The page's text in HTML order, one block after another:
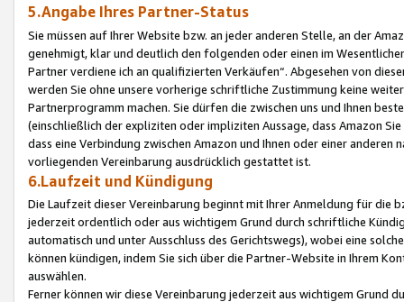
5.Angabe Ihres Partner-Status
Sie müssen auf Ihrer Website bzw. an jeder anderen Stelle, an der
genehmigt, klar und deutlich den folgenden oder einen im
Partner verdiene ich an qualifizierten Verkäufen“. Abgesehen von
werden Sie ohne unsere vorherige schriftliche Zustimmung keine
Partnerprogramm machen. Sie dürfen die zwischen uns und Ihnen
(einschließlich der expliziten oder impliziten Aussage, dass Amazon
dass eine Verbindung zwischen Amazon und Ihnen oder einer
vorliegenden Vereinbarung ausdrücklich gestattet ist.
6.Laufzeit und Kündigung
Die Laufzeit dieser Vereinbarung beginnt mit Ihrer Anmeldung für die
jederzeit ordentlich oder aus wichtigem Grund durch schriftliche
automatisch und unter Ausschluss des Gerichtswegs), wobei eine
können kündigen, indem Sie sich über die Partner-Website in Ihrem
auswählen.
Ferner können wir diese Vereinbarung jederzeit aus wichtigem Grund